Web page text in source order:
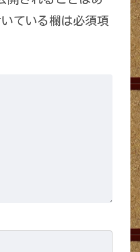
ている欄は必須項